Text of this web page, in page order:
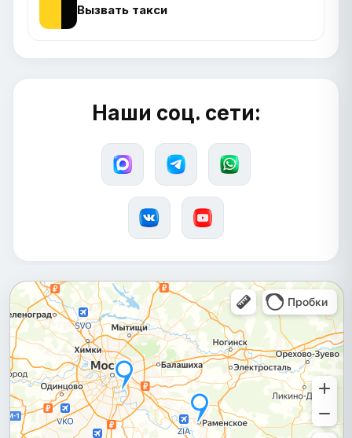
Вызвать такси
Наши соц. сети: